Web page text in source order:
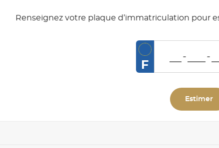
Renseignez votre plaque d’immatriculation pour
F
Estimer